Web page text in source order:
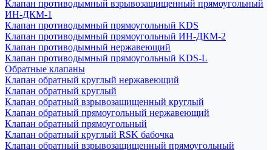
Клапан противодымный взрывозащищенный прямоугольный
ИН-ДКМ-1
Клапан противодымный прямоугольный KDS
Клапан противодымный прямоугольный ИН-ДКМ-2
Клапан противодымный нержавеющий
Клапан противодымный прямоугольный KDS-L
Обратные клапаны
Клапан обратный круглый нержавеющий
Клапан обратный круглый
Клапан обратный взрывозащищенный круглый
Клапан обратный прямоугольный нержавеющий
Клапан обратный прямоугольный
Клапан обратный круглый RSK бабочка
Клапан обратный взрывозащищенный прямоугольный